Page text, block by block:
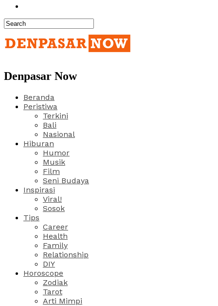
Denpasar Now
Beranda
Peristiwa
Terkini
Bali
Nasional
Hiburan
Humor
Musik
Film
Seni Budaya
Inspirasi
Viral!
Sosok
Tips
Career
Health
Family
Relationship
DIY
Horoscope
Zodiak
Tarot
Arti Mimpi